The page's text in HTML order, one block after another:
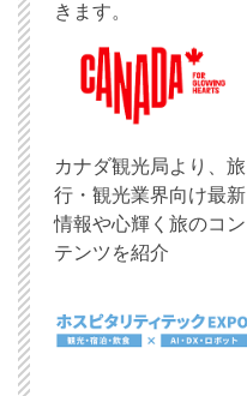
きます。
​カナダ観光局より、旅
行・観光業界向け最新
情報や心輝く旅のコン
テンツを紹介